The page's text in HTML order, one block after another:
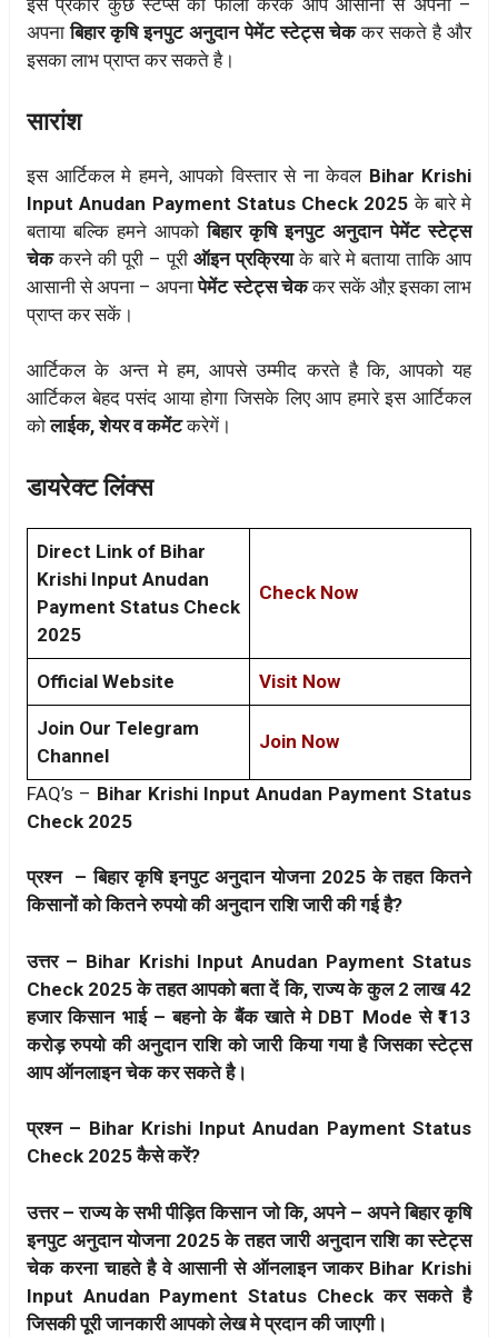
इस प्रकार कुछ स्टेप्स को फॉलो करके आप आसानी से अपना –
अपना बिहार कृषि इनपुट अनुदान पेमेंट स्टेट्स चेककर सकते है और
इसका लाभ प्राप्त कर सकते है।
सारांश
इस आर्टिकल मे हमने, आपको विस्तार से ना केवल Bihar Krishi
Input Anudan Payment Status Check 2025के बारे मे
बताया बल्कि हमने आपको बिहार कृषि इनपुट अनुदान पेमेंट स्टेट्स
चेककरने की पूरी – पूरी ऑइन प्रक्रियाके बारे मे बताया ताकि आप
आसानी से अपना – अपनापेमेंट स्टेट्स चेककर सकें औऱ इसका लाभ
प्राप्त कर सकें।
आर्टिकल के अन्त मे हम, आपसे उम्मीद करते है कि, आपको यह
आर्टिकल बेहद पसंद आया होगा जिसके लिए आप हमारे इस आर्टिकल
कोलाईक, शेयर व कमेंटकरेगें।
डायरेक्ट लिंक्स
Direct Link of Bihar
Krishi Input Anudan
Payment Status Check
2025
Check Now
Official Website Visit Now
Join Our Telegram
Channel
Join Now
FAQ’s – Bihar Krishi Input Anudan Payment Status
Check 2025
प्रश्न – बिहार कृषि इनपुट अनुदान योजना 2025 के तहत कितने
किसानों को कितने रुपयो की अनुदान राशि जारी की गई है?
उत्तर – Bihar Krishi Input Anudan Payment Status
Check 2025 के तहत आपको बता दें कि, राज्य के कुल 2 लाख 42
हजार किसान भाई – बहनो के बैंक खाते मे DBT Mode से ₹113
करोड़ रुपयो की अनुदान राशि को जारी किया गया है जिसका स्टेट्स
आप ऑनलाइन चेक कर सकते है।
प्रश्न – Bihar Krishi Input Anudan Payment Status
Check 2025 कैसे करें?
उत्तर – राज्य के सभी पीड़ित किसान जो कि, अपने – अपने बिहार कृषि
इनपुट अनुदान योजना 2025 के तहत जारी अनुदान राशि का स्टेट्स
चेक करना चाहते है वे आसानी से ऑनलाइन जाकर Bihar Krishi
Input Anudan Payment Status Check कर सकते है
जिसकी पूरी जानकारी आपको लेख मे प्रदान की जाएगी।